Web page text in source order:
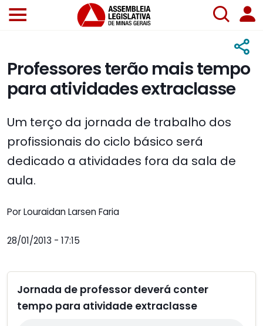
Professores terão mais tempo
para atividades extraclasse
Um terço da jornada de trabalho dos
profissionais do ciclo básico será
dedicado a atividades fora da sala de
aula.
Por Louraidan Larsen Faria
28/01/2013 - 17:15
Jornada de professor deverá conter
tempo para atividade extraclasse